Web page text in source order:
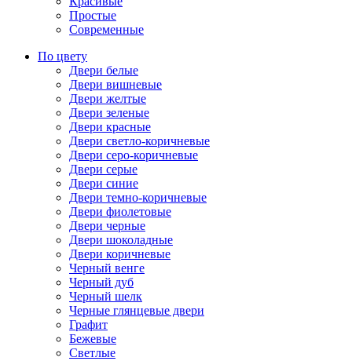
Простые
Современные
По цвету
Двери белые
Двери вишневые
Двери желтые
Двери зеленые
Двери красные
Двери светло-коричневые
Двери серо-коричневые
Двери серые
Двери синие
Двери темно-коричневые
Двери фиолетовые
Двери черные
Двери шоколадные
Двери коричневые
Черный венге
Черный дуб
Черный шелк
Черные глянцевые двери
Графит
Бежевые
Светлые